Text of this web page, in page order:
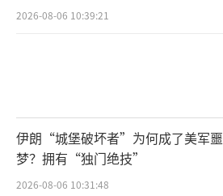
2026-08-06 10:39:21
伊朗“城堡破坏者”为何成了美军噩
梦？拥有“独门绝技”
2026-08-06 10:31:48